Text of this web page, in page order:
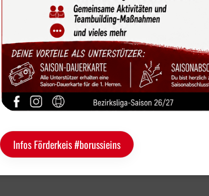
Infos Förderkeis #borussieins